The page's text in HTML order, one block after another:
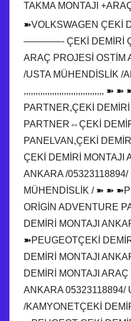
TAKMA MONTAJI
➽VOLKSWAGEN ÇEKİ
————- ÇEKİ DEMİRİ
ARAÇ PROJESİ OSTİM
/USTA MÜHENDİSLİK /
,,,,,,,,,,,,,,,,,,,,,,,,,,,,,,,,,, ➽ ➽
PARTNER,ÇEKİ
PARTNER⇔ÇEKİ
PANELVAN,ÇEKİ
ÇEKİ DEMİRİ MONTAJI
ANKARA /
MÜHENDİSLİK / ➽ ➽
ORİGİN ADVENTURE
DEMİRİ MONTAJI
➽PEUGEOTÇEKİ
DEMİRİ MONTAJI
DEMİRİ MONTAJI
ANKARA 05323118894/
/KAMYONETÇEKİ